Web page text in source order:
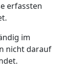
erfassten
im
nicht darauf